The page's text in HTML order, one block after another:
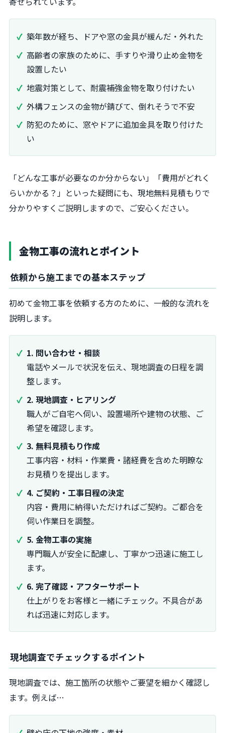
築年数が経ち、ドアや窓の金具が緩んだ・外れた
高齢者の家族のために、手すりや滑り止め金物を
設置したい
地震対策として、耐震補強金物を取り付けたい
外構フェンスの金物が錆びて、倒れそうで不安
防犯のために、窓やドアに追加金具を取り付けた
い
「どんな工事が必要なのか分からない」「費用がどれく
らいかかる？」といった疑問にも、現地無料見積もりで
分かりやすくご説明しますので、ご安心ください。
金物工事の流れとポイント
依頼から施工までの基本ステップ
初めて金物工事を依頼する方のために、一般的な流れを
説明します。
1. 問い合わせ・相談
電話やメールで状況を伝え、現地調査の日程を調
整します。
2. 現地調査・ヒアリング
職人がご自宅へ伺い、設置場所や建物の状態、ご
希望を確認します。
3. 無料見積もり作成
工事内容・材料・作業費・諸経費を含めた明瞭な
お見積りを提出します。
4. ご契約・工事日程の決定
内容・費用に納得いただければご契約。ご都合を
伺い作業日を調整。
5. 金物工事の実施
専門職人が安全に配慮し、丁寧かつ迅速に施工し
ます。
6. 完了確認・アフターサポート
仕上がりをお客様と一緒にチェック。不具合があ
れば迅速に対応します。
現地調査でチェックするポイント
現地調査では、施工箇所の状態やご要望を細かく確認し
ます。例えば…